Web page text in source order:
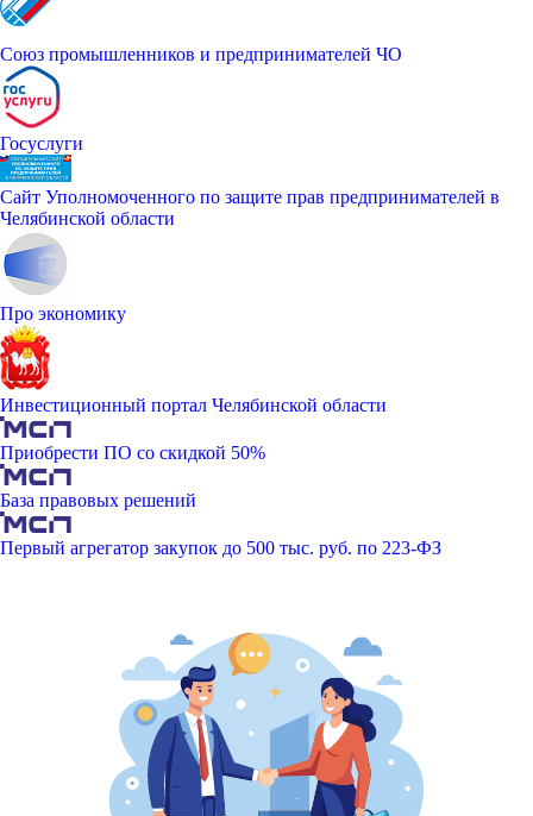
Союз промышленников и предпринимателей ЧО
Госуслуги
Сайт Уполномоченного по защите прав предпринимателей в
Челябинской области
Про экономику
Инвестиционный портал Челябинской области
Приобрести ПО со скидкой 50%
База правовых решений
Первый агрегатор закупок до 500 тыс. руб. по 223-ФЗ